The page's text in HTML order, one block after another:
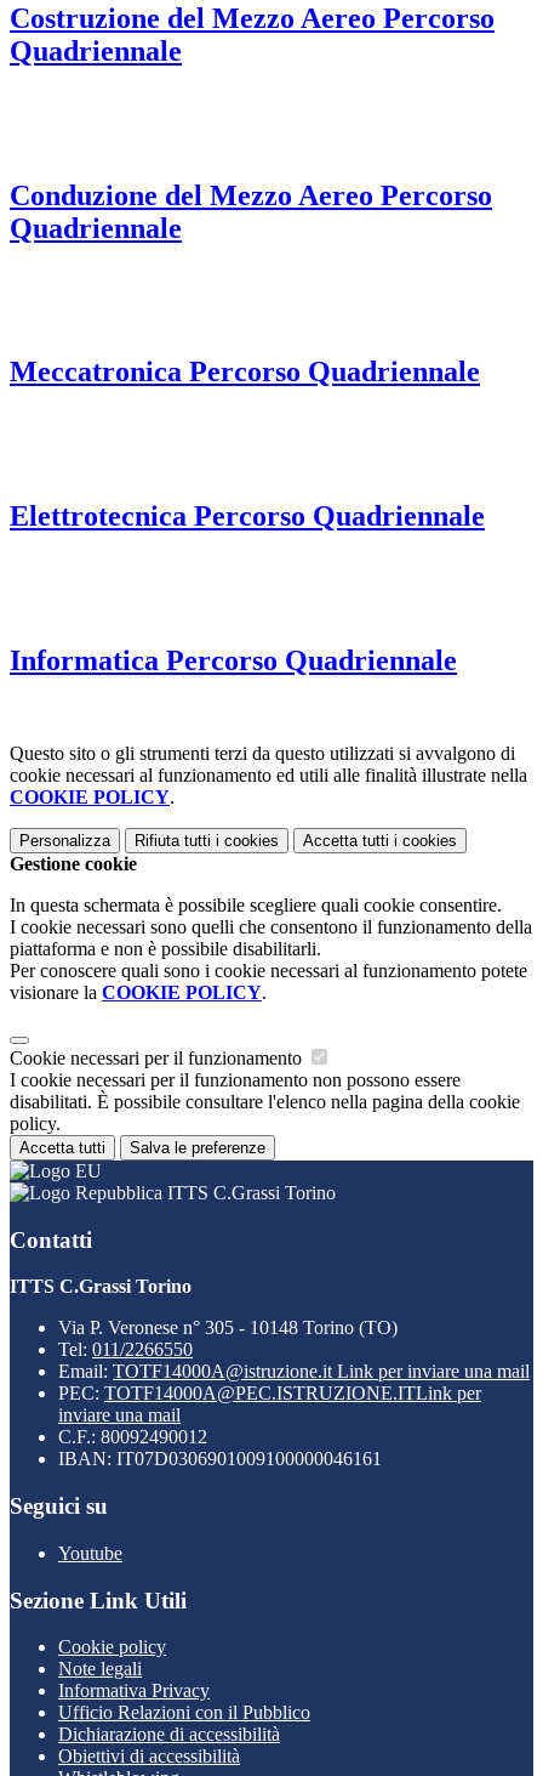
Costruzione del Mezzo Aereo Percorso
Quadriennale
Conduzione del Mezzo Aereo Percorso
Quadriennale
Meccatronica Percorso Quadriennale
Elettrotecnica Percorso Quadriennale
Informatica Percorso Quadriennale
Questo sito o gli strumenti terzi da questo utilizzati si avvalgono di
cookie necessari al funzionamento ed utili alle finalità illustrate nella
COOKIE POLICY.
Personalizza Rifiuta tutti i cookies Accetta tutti i cookies
Gestione cookie
In questa schermata è possibile scegliere quali cookie consentire.
I cookie necessari sono quelli che consentono il funzionamento della
piattaforma e non è possibile disabilitarli.
Per conoscere quali sono i cookie necessari al funzionamento potete
visionare la COOKIE POLICY.
Cookie necessari per il funzionamento
I cookie necessari per il funzionamento non possono essere
disabilitati. È possibile consultare l'elenco nella pagina della cookie
policy.
Accetta tutti Salva le preferenze
ITTS C.Grassi Torino
Contatti
ITTS C.Grassi Torino
Via P. Veronese n° 305 - 10148 Torino (TO)
Tel: 011/2266550
Email: TOTF14000A@istruzione.itLink per inviare una mail
PEC: TOTF14000A@PEC.ISTRUZIONE.ITLink per
inviare una mail
C.F.: 80092490012
IBAN: IT07D0306901009100000046161
Seguici su
Youtube
Sezione Link Utili
Cookie policy
Note legali
Informativa Privacy
Ufficio Relazioni con il Pubblico
Dichiarazione di accessibilità
Obiettivi di accessibilità